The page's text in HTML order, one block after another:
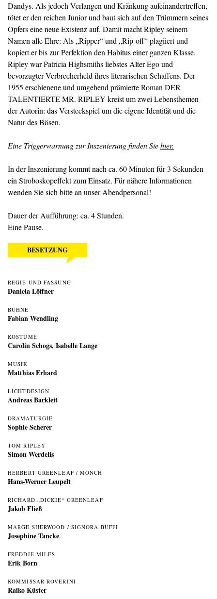
Dandys. Als jedoch Verlangen und Kränkung aufeinandertreffen,
tötet er den reichen Junior und baut sich auf den Trümmern seines
Opfers eine neue Existenz auf. Damit macht Ripley seinem
Namen alle Ehre: Als „Ripper“ und „Rip-off“ plagiiert und
kopiert er bis zur Perfektion den Habitus einer ganzen Klasse.
Ripley war Patricia Highsmiths liebstes Alter Ego und
bevorzugter Verbrecherheld ihres literarischen Schaffens. Der
1955 erschienene und umgehend prämierte Roman DER
TALENTIERTE MR. RIPLEY kreist um zwei Lebensthemen
der Autorin: das Versteckspiel um die eigene Identität und die
Natur des Bösen.
Eine Triggerwarnung zur Inszenierung finden Siehier.
In der Inszenierung kommt nach ca. 60 Minuten für 3 Sekunden
ein Stroboskopeffekt zum Einsatz. Für nähere Informationen
wenden Sie sich bitte an unser Abendpersonal!
Dauer der Aufführung: ca. 4 Stunden.
Eine Pause.
BESETZUNG
REGIE UND FASSUNG
Daniela Löffner
BÜHNE
Fabian Wendling
KOSTÜME
Carolin Schogs, Isabelle Lange
MUSIK
Matthias Erhard
LICHTDESIGN
Andreas Barkleit
DRAMATURGIE
Sophie Scherer
TOM RIPLEY
Simon Werdelis
HERBERT GREENLEAF / MÖNCH
Hans-Werner Leupelt
RICHARD „DICKIE“ GREENLEAF
Jakob Fließ
MARGE SHERWOOD / SIGNORA BUFFI
Josephine Tancke
FREDDIE MILES
Erik Born
KOMMISSAR ROVERINI
Raiko Küster